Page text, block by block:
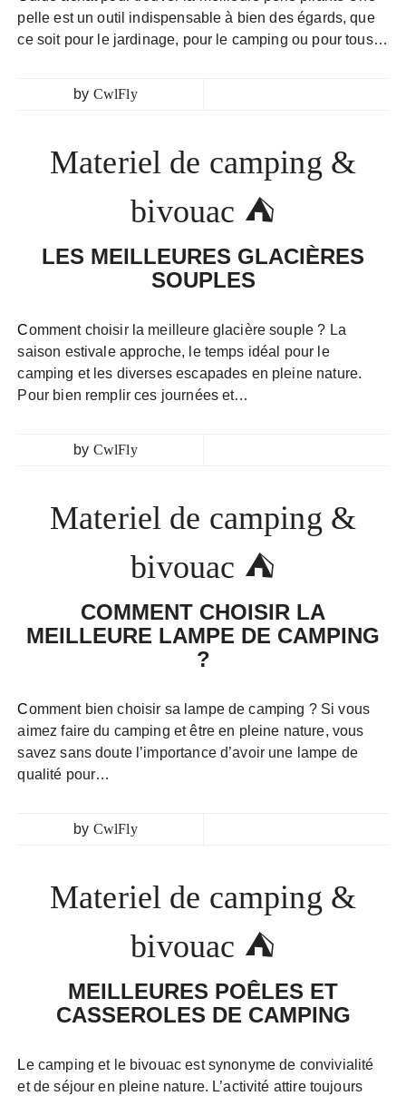
pelle est un outil indispensable à bien des égards, que
ce soit pour le jardinage, pour le camping ou pour tous…
by CwlFly
Materiel de camping &
bivouac ⛺
LES MEILLEURES GLACIÈRES
SOUPLES
Comment choisir la meilleure glacière souple ? La
saison estivale approche, le temps idéal pour le
camping et les diverses escapades en pleine nature.
Pour bien remplir ces journées et…
by CwlFly
Materiel de camping &
bivouac ⛺
COMMENT CHOISIR LA
MEILLEURE LAMPE DE CAMPING
?
Comment bien choisir sa lampe de camping ? Si vous
aimez faire du camping et être en pleine nature, vous
savez sans doute l’importance d’avoir une lampe de
qualité pour…
by CwlFly
Materiel de camping &
bivouac ⛺
MEILLEURES POÊLES ET
CASSEROLES DE CAMPING
Le camping et le bivouac est synonyme de convivialité
et de séjour en pleine nature. L’activité attire toujours